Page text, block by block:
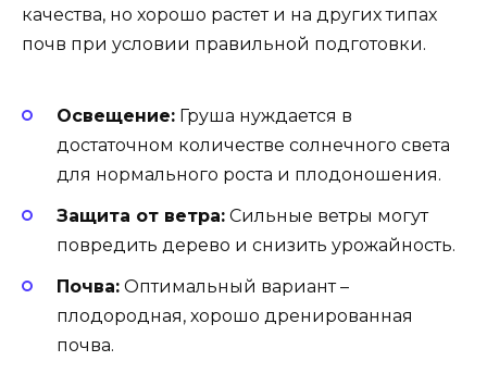
качества, но хорошо растет и на других типах
почв при условии правильной подготовки.
Освещение: Груша нуждается в
достаточном количестве солнечного света
для нормального роста и плодоношения.
Защита от ветра: Сильные ветры могут
повредить дерево и снизить урожайность.
Почва: Оптимальный вариант –
плодородная, хорошо дренированная
почва.